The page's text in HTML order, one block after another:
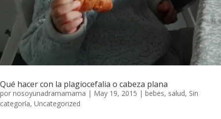
Qué hacer con la plagiocefalia o cabeza plana
por nosoyunadramamama | May 19, 2015 | bebes, salud, Sin
categoría, Uncategorized